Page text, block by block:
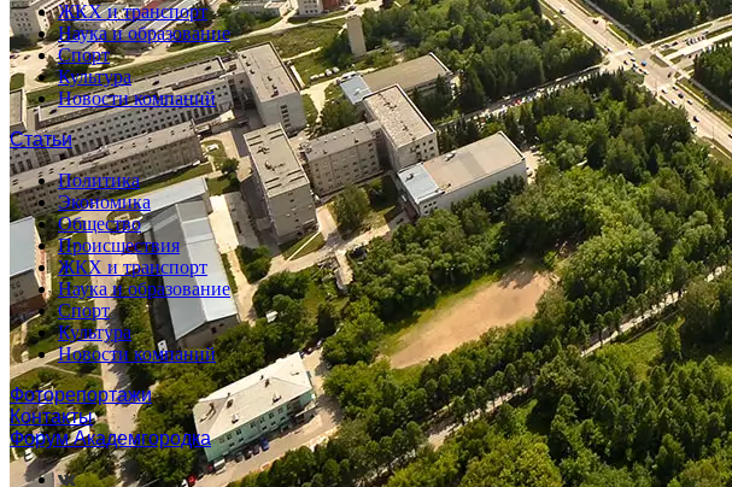
ЖКХ и транспорт
Наука и образование
Спорт
Культура
Новости компаний
Статьи
Политика
Экономика
Общество
Происшествия
ЖКХ и транспорт
Наука и образование
Спорт
Культура
Новости компаний
Фоторепортажи
Контакты
Форум Академгородка